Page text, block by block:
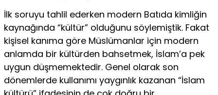
İlk soruyu tahlil ederken modern Batıda kimliğin
kaynağında “kültür” olduğunu söylemiştik. Fakat
kişisel kanıma göre Müslümanlar için modern
anlamda bir kültürden bahsetmek, İslam’a pek
uygun düşmemektedir. Genel olarak son
dönemlerde kullanımı yaygınlık kazanan “İslam